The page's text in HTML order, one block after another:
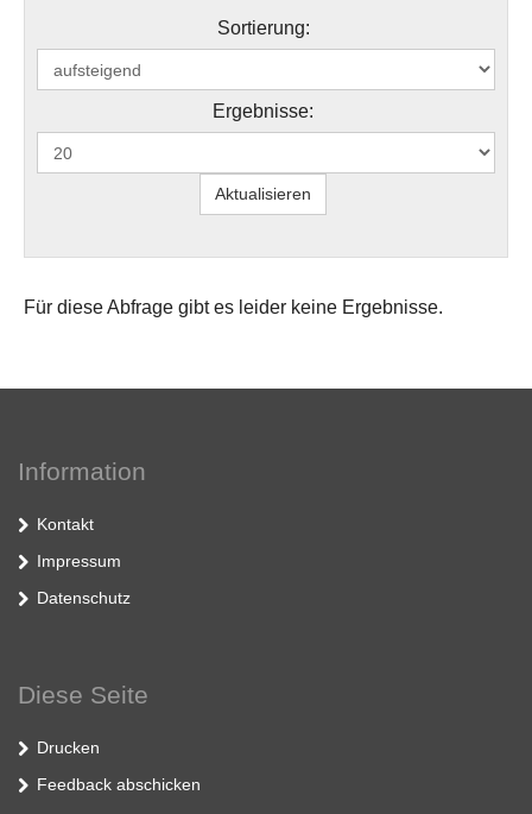
Sortierung:
Ergebnisse:
Für diese Abfrage gibt es leider keine Ergebnisse.
Information
Kontakt
Impressum
Datenschutz
Diese Seite
Drucken
Feedback abschicken